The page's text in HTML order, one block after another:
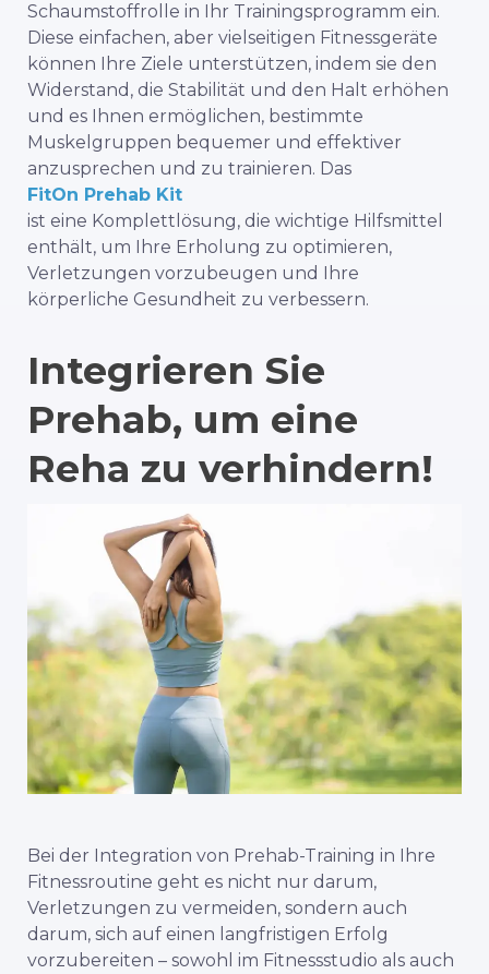
Schaumstoffrolle in Ihr Trainingsprogramm ein.
Diese einfachen, aber vielseitigen Fitnessgeräte
können Ihre Ziele unterstützen, indem sie den
Widerstand, die Stabilität und den Halt erhöhen
und es Ihnen ermöglichen, bestimmte
Muskelgruppen bequemer und effektiver
anzusprechen und zu trainieren. Das
FitOn Prehab Kit
ist eine Komplettlösung, die wichtige Hilfsmittel
enthält, um Ihre Erholung zu optimieren,
Verletzungen vorzubeugen und Ihre
körperliche Gesundheit zu verbessern.
Integrieren Sie
Prehab, um eine
Reha zu verhindern!
Bei der Integration von Prehab-Training in Ihre
Fitnessroutine geht es nicht nur darum,
Verletzungen zu vermeiden, sondern auch
darum, sich auf einen langfristigen Erfolg
vorzubereiten – sowohl im Fitnessstudio als auch